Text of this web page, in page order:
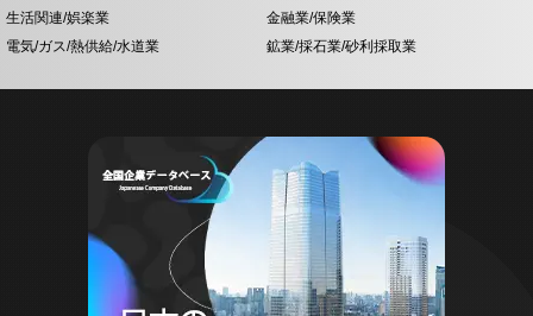
生活関連/娯楽業
金融業/保険業
電気/ガス/熱供給/水道業
鉱業/採石業/砂利採取業